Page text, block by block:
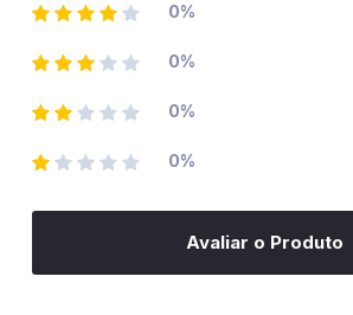
0%
0%
0%
0%
Avaliar o Produto